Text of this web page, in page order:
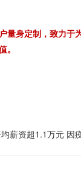
量身定制，致力于
。
薪资超1.1万元 因